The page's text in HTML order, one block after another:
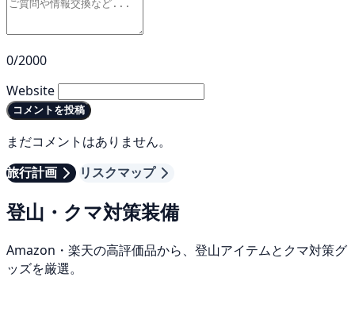
0/2000
Website
コメントを投稿
まだコメントはありません。
旅行計画
リスクマップ
登山・クマ対策装備
Amazon・楽天の高評価品から、登山アイテムとクマ対策グ
ッズを厳選。